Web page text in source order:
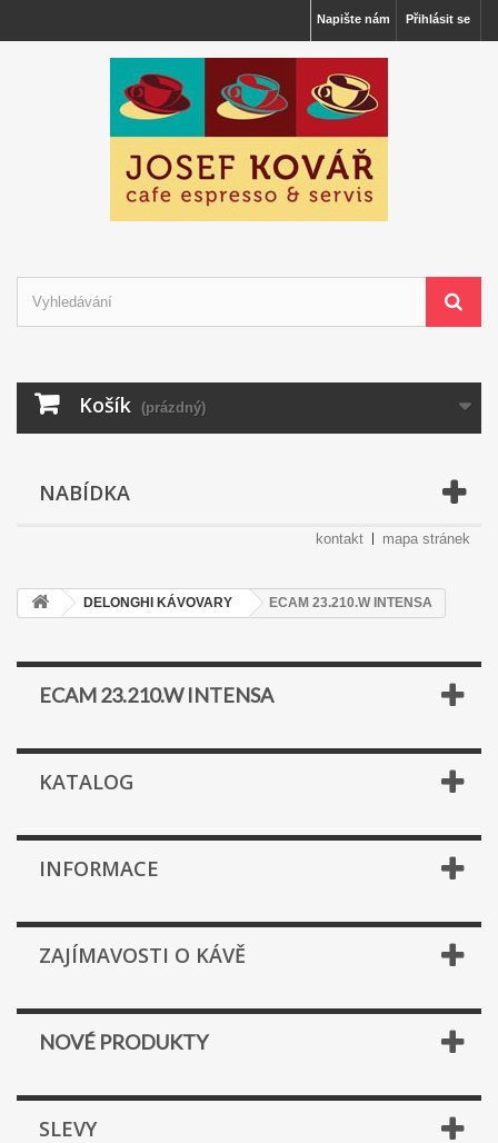
Přihlásit se
Napište nám
Košík (prázdný)
NABÍDKA
kontakt mapa stránek
DELONGHI KÁVOVARY ECAM 23.210.W INTENSA
ECAM 23.210.W INTENSA
KATALOG
INFORMACE
ZAJÍMAVOSTI O KÁVĚ
NOVÉ PRODUKTY
SLEVY